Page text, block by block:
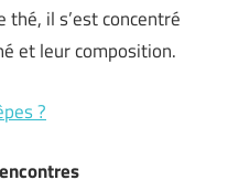
il s’est concentré
et leur composition.
?